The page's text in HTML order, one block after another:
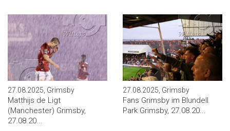
27.08.2025, Grimsby
Matthijs de Ligt
(Manchester) Grimsby,
27.08.20...
27.08.2025, Grimsby
Fans Grimsby im Blundell
Park Grimsby, 27.08.20...